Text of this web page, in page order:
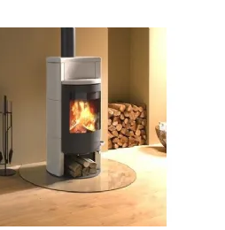
Applique
Plafoniere
Riscaldamento
Caminetti
Stufe
Radiatori